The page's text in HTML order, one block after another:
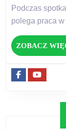
Podczas
polega praca
ZOBACZ
FacebookYoutube